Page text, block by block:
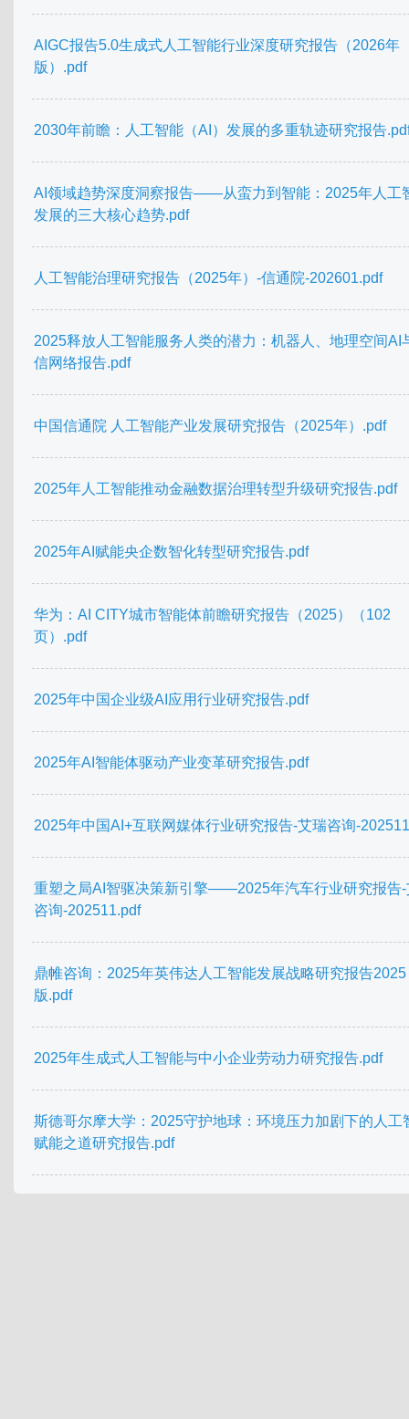
AIGC报告5.0生成式人工智能行业深度研究报告（2026年
版）.pdf
2030年前瞻：人工智能（AI）发展的多重轨迹研究报告
AI领域趋势深度洞察报告——从蛮力到智能：2025年人工
发展的三大核心趋势.pdf
人工智能治理研究报告（2025年）-信通院-202601.pdf
2025释放人工智能服务人类的潜力：机器人、地理空间AI
信网络报告.pdf
中国信通院 人工智能产业发展研究报告（2025年）.pdf
2025年人工智能推动金融数据治理转型升级研究报告.pdf
2025年AI赋能央企数智化转型研究报告.pdf
华为：AI CITY城市智能体前瞻研究报告（2025）（102
页）.pdf
2025年中国企业级AI应用行业研究报告.pdf
2025年AI智能体驱动产业变革研究报告.pdf
2025年中国AI+互联网媒体行业研究报告-艾瑞咨询-
重塑之局AI智驱决策新引擎——2025年汽车行业研究报告-
咨询-202511.pdf
鼎帷咨询：2025年英伟达人工智能发展战略研究报告2025
版.pdf
2025年生成式人工智能与中小企业劳动力研究报告.pdf
斯德哥尔摩大学：2025守护地球：环境压力加剧下的人工
赋能之道研究报告.pdf